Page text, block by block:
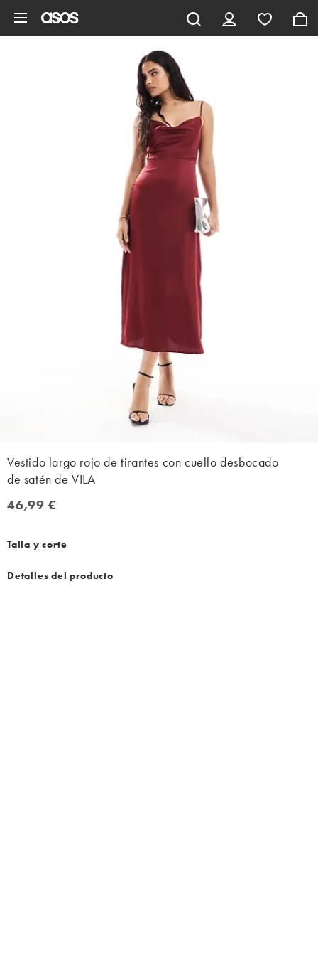
Vestido largo rojo de tirantes con cuello desbocado
de satén de VILA
46,99 €
46,99 €
Talla y corte
Detalles del producto